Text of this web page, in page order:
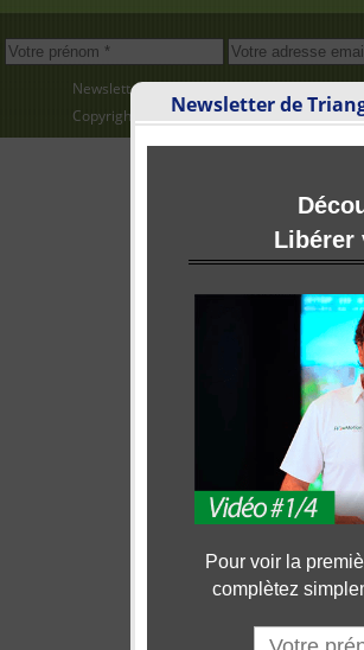
Newsletter
Réservation
Copyright Veryflex.com
Libérer
Pour voir la
complètez
Newsletter de